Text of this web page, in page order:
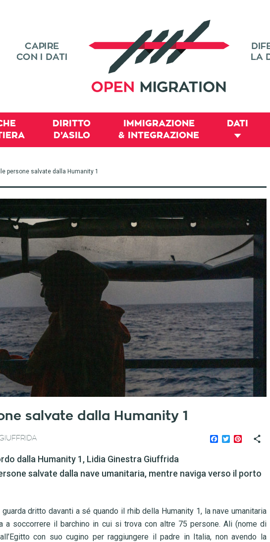
DIRITTO
D’ASILO
IMMIGRAZIONE
& INTEGRAZIONE
DATI
persone salvate dalla Humanity 1
salvate dalla Humanity 1
Facebook
TwitterPinterest
dalla Humanity 1, Lidia Ginestra Giuffrida
salvate dalla nave umanitaria, mentre naviga verso il porto
dritto davanti a sé quando il rhib della Humanity 1, la nave umanitaria
a soccorrere il barchino in cui si trova con altre 75 persone. Ali (nome di
con suo cugino per raggiungere il padre in Italia, non avendo la